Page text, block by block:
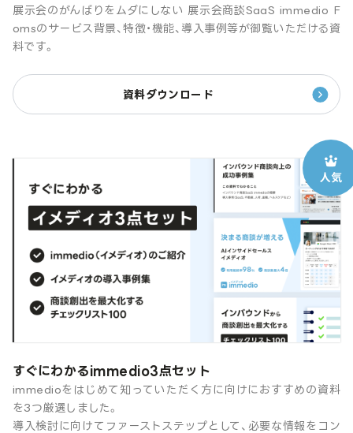
展示会のがんばりをムダにしない 展示会商談SaaS immedio F
omsのサービス背景、特徴・機能、導入事例等が御覧いただける資
料です。
資料ダウンロード
すぐにわかるimmedio3点セット
immedioをはじめて知っていただく方に向けにおすすめの資料
を3つ厳選しました。
導入検討に向けてファーストステップとして、必要な情報をコン